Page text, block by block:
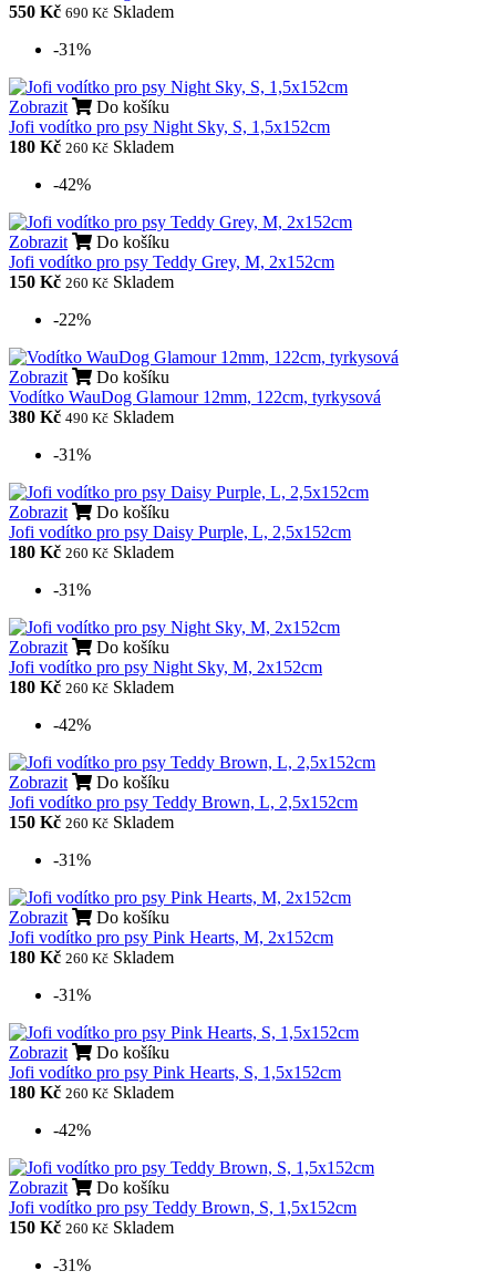
550 Kč 690 Kč Skladem
-31%
Zobrazit
Do košíku
Jofi vodítko pro psy Night Sky, S, 1,5x152cm
180 Kč 260 Kč Skladem
-42%
Zobrazit
Do košíku
Jofi vodítko pro psy Teddy Grey, M, 2x152cm
150 Kč 260 Kč Skladem
-22%
Zobrazit
Do košíku
Vodítko WauDog Glamour 12mm, 122cm, tyrkysová
380 Kč 490 Kč Skladem
-31%
Zobrazit
Do košíku
Jofi vodítko pro psy Daisy Purple, L, 2,5x152cm
180 Kč 260 Kč Skladem
-31%
Zobrazit
Do košíku
Jofi vodítko pro psy Night Sky, M, 2x152cm
180 Kč 260 Kč Skladem
-42%
Zobrazit
Do košíku
Jofi vodítko pro psy Teddy Brown, L, 2,5x152cm
150 Kč 260 Kč Skladem
-31%
Zobrazit
Do košíku
Jofi vodítko pro psy Pink Hearts, M, 2x152cm
180 Kč 260 Kč Skladem
-31%
Zobrazit
Do košíku
Jofi vodítko pro psy Pink Hearts, S, 1,5x152cm
180 Kč 260 Kč Skladem
-42%
Zobrazit
Do košíku
Jofi vodítko pro psy Teddy Brown, S, 1,5x152cm
150 Kč 260 Kč Skladem
-31%